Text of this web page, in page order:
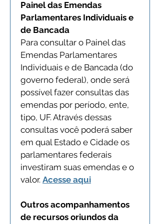
Painel das Emendas
Parlamentares Individuais e
de Bancada
Para consultar o Painel das
Emendas Parlamentares
Individuais e de Bancada (do
governo federal), onde será
possível fazer consultas das
emendas por período, ente,
tipo, UF. Através dessas
consultas você poderá saber
em qual Estado e Cidade os
parlamentares federais
investiram suas emendas e o
valor. Acesse aqui
Outros acompanhamentos
de recursos oriundos da